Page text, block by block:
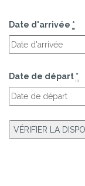
Date d'arrivée *
Date de départ *